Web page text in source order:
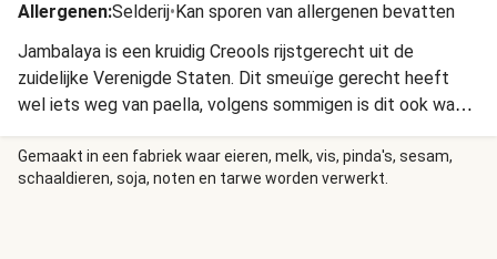
Allergenen:Selderij•Kan sporen van allergenen bevatten
Jambalaya is een kruidig Creools rijstgerecht uit de
zuidelijke Verenigde Staten. Dit smeuïge gerecht heeft
wel iets weg van paella, volgens sommigen is dit ook waar
het gerecht zijn oorsprong heeft. Het is een explosie van
smaak, met een beetje pit.
Gemaakt in een fabriek waar eieren, melk, vis, pinda's, sesam,
schaaldieren, soja, noten en tarwe worden verwerkt.